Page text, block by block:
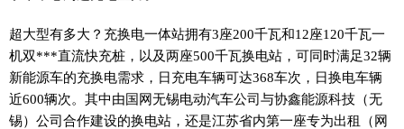
超大型有多大？充换电一体站拥有3座200千瓦和12座120千瓦一
机双***直流快充桩，以及两座500千瓦换电站，可同时满足32辆
新能源车的充换电需求，日充电车辆可达368车次，日换电车辆
近600辆次。其中由国网无锡电动汽车公司与协鑫能源科技（无
锡）公司合作建设的换电站，还是江苏省内第一座专为出租（网